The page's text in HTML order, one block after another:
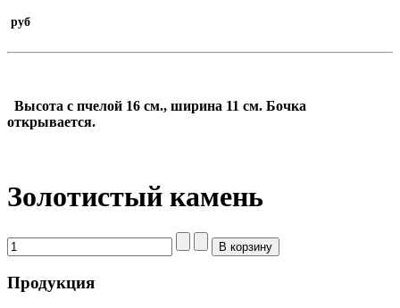
руб
Высота с пчелой 16 см., ширина 11 см. Бочка
открывается.
Золотистый камень
Продукция